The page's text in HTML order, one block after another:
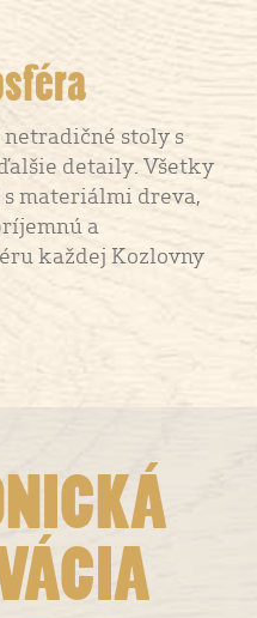
netradičné stoly s
detaily. Všetky
materiálmi dreva,
a
každej Kozlovny